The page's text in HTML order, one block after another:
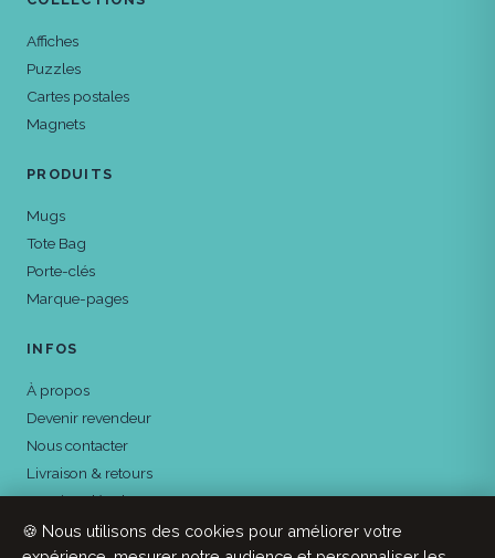
🍪 Nous utilisons des cookies pour améliorer votre
Affiches
Puzzles
Cartes postales
Magnets
PRODUITS
Mugs
Tote Bag
Porte-clés
Marque-pages
INFOS
À propos
Devenir revendeur
Nous contacter
Livraison & retours
Mentions légales
Confidentialité